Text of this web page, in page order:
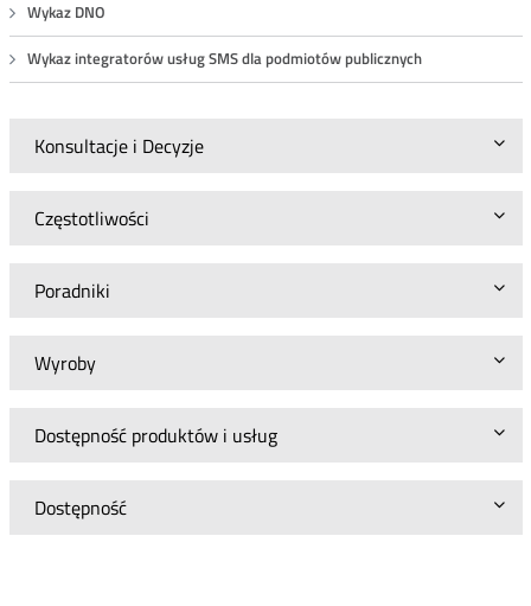
Wykaz DNO
Wykaz integratorów usług SMS dla podmiotów publicznych
Konsultacje i Decyzje
Częstotliwości
Poradniki
Wyroby
Dostępność produktów i usług
Dostępność